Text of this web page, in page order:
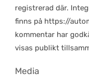
registrerad där.
finns på https://
kommentar har
visas publikt
Media